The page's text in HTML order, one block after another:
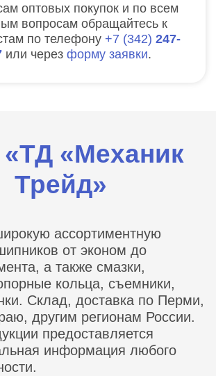
оптовых покупок и по всем
вопросам обращайтесь к
по телефону
7 342 247-
или через форму заявки.
«Механик
Трейд»
ассортиментную
от эконом до
а также смазки,
кольца, съемники,
Склад, доставка по Перми,
другим регионам России.
предоставляется
информация любого